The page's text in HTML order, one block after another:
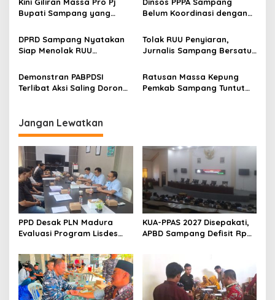
Bupati Sampang yang
Belum Koordinasi dengan
Perbup Disabilitas
DPRD Sampang Nyatakan
Siap Menolak RUU
Tolak RUU Penyiaran,
Jurnalis Sampang Bersatu
Dewan
Demonstran PABPDSI
Terlibat Aksi Saling Dorong
Ratusan Massa Kepung
Pemkab Sampang Tuntut
Jangan Lewatkan
PPD Desak PLN Madura
Evaluasi Program Lisdes
KUA-PPAS 2027 Disepakati,
APBD Sampang Defisit Rp